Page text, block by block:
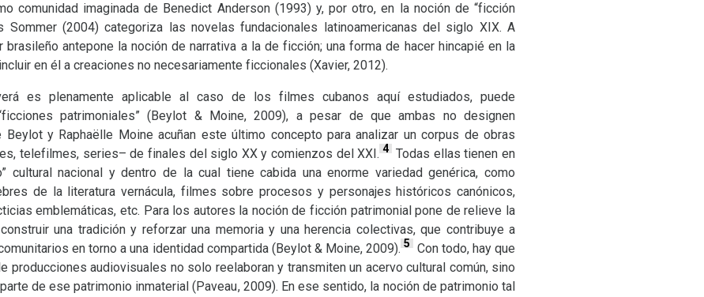
comunidad imaginada de Benedict Anderson (1993) y, por otro, en la noción de “ficción
Sommer (2004) categoriza las novelas fundacionales latinoamericanas del siglo XIX. A
antepone la noción de narrativa a la de ficción; una forma de hacer hincapié en la
en él a creaciones no necesariamente ficcionales (Xavier, 2012).
es plenamente aplicable al caso de los filmes cubanos aquí estudiados, puede
patrimoniales” (Beylot &Moine, 2009), a pesar de que ambas no designen
y Raphaëlle Moine acuñan este último concepto para analizar un corpus de obras
telefilmes, series– de finales del siglo XXy comienzos delXXI. 4 Todas ellas tienen en
cultural nacional y dentro de la cual tiene cabida una enorme variedad genérica, como
de la literatura vernácula, filmes sobre procesos y personajes históricos canónicos,
emblemáticas, etc. Para los autores la noción de ficción patrimonial pone de relieve la
una tradición y reforzar una memoria y una herencia colectivas, que contribuye a
en torno a una identidad compartida (Beylot& Moine, 2009). 5
Con todo, hay que
producciones audiovisuales no solo reelaboran y transmiten un acervo cultural común, sino
de ese patrimonio inmaterial (Paveau, 2009). En ese sentido, la noción de patrimonio tal